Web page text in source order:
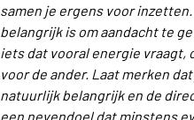
samen je ergens voor
belangrijk is om aandacht te
iets dat vooral energie vraagt,
voor de ander. Laat merken
natuurlijk belangrijk en de
een nevendoel dat minstens